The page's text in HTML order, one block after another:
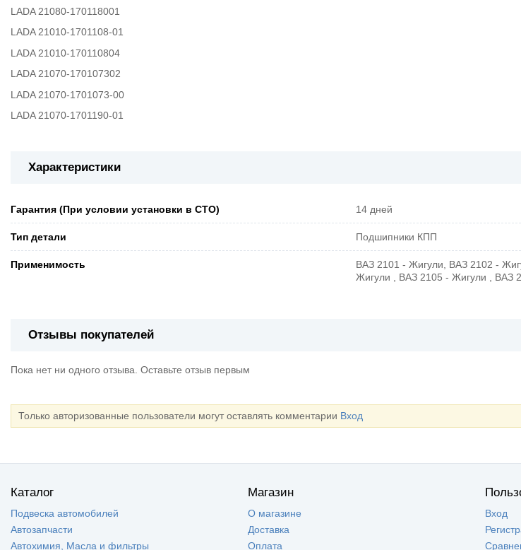
LADA 21080-170118001
LADA 21010-1701108-01
LADA 21010-170110804
LADA 21070-170107302
LADA 21070-1701073-00
LADA 21070-1701190-01
Характеристики
Гарантия (При условии установки в СТО) 14 дней
Тип детали Подшипники КПП
Применимость
ВАЗ 2101 - Жигули, ВАЗ 2102 -
Жигули , ВАЗ 2105 - Жигули , ВАЗ
Отзывы покупателей
Пока нет ни одного отзыва. Оставьте отзыв первым
Только авторизованные пользователи могут оставлять комментарии Вход
Каталог
Подвеска автомобилей
Автозапчасти
Автохимия, Масла и фильтры
Магазин
О магазине
Доставка
Оплата
Вход